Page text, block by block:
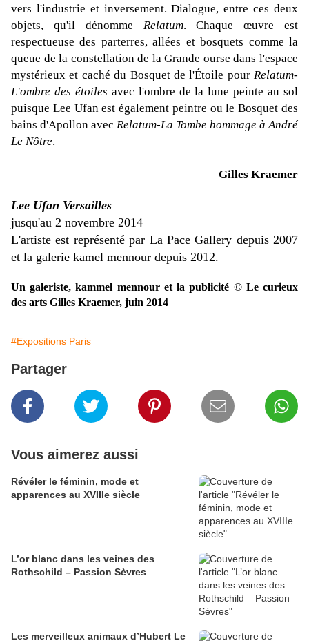
vers l'industrie et inversement. Dialogue, entre ces deux
objets, qu'il dénomme Relatum. Chaque œuvre est
respectueuse des parterres, allées et bosquets comme la
queue de la constellation de la Grande ourse dans l'espace
mystérieux et caché du Bosquet de l'Étoile pour Relatum-
L'ombre des étoiles avec l'ombre de la lune peinte au sol
puisque Lee Ufan est également peintre ou le Bosquet des
bains d'Apollon avec Relatum-La Tombe hommage à André
Le Nôtre.
Gilles Kraemer
Lee Ufan Versailles
jusqu'au 2 novembre 2014
L'artiste est représenté par La Pace Gallery depuis 2007
et la galerie kamel mennour depuis 2012.
Un galeriste, kammel mennour et la publicité © Le curieux
des arts Gilles Kraemer, juin 2014
#Expositions Paris
Partager
Vous aimerez aussi
​​​​​​​Révéler le féminin, mode et
apparences au XVIIIe siècle
L’or blanc dans les veines des
Rothschild – Passion Sèvres
Les merveilleux animaux d’Hubert Le